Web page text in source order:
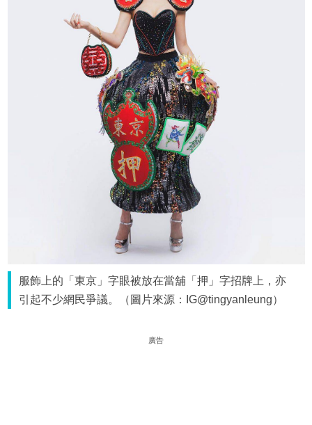
服飾上的「東京」字眼被放在當舖「押」字招牌上，亦
引起不少網民爭議。（圖片來源：IG@tingyanleung）
廣告